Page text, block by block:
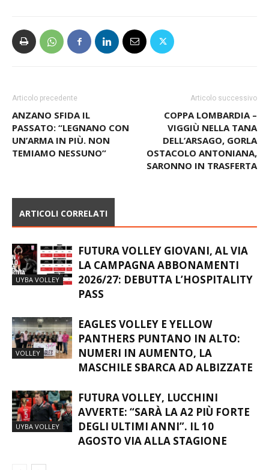
Articolo precedente
ANZANO SFIDA IL
PASSATO: “LEGNANO CON
UN’ARMA IN PIÙ. NON
TEMIAMO NESSUNO”
Articolo successivo
COPPA LOMBARDIA –
VIGGIÙ NELLA TANA
DELL’ARSAGO, GORLA
OSTACOLO ANTONIANA,
SARONNO IN TRASFERTA
ARTICOLI CORRELATI
UYBA VOLLEY
FUTURA VOLLEY GIOVANI, AL VIA
LA CAMPAGNA ABBONAMENTI
2026/27: DEBUTTA L’HOSPITALITY
PASS
VOLLEY
EAGLES VOLLEY E YELLOW
PANTHERS PUNTANO IN ALTO:
NUMERI IN AUMENTO, LA
MASCHILE SBARCA AD ALBIZZATE
UYBA VOLLEY
FUTURA VOLLEY, LUCCHINI
AVVERTE: “SARÀ LA A2 PIÙ FORTE
DEGLI ULTIMI ANNI”. IL 10
AGOSTO VIA ALLA STAGIONE